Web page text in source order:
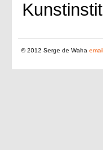
© 2012 Serge de Waha email